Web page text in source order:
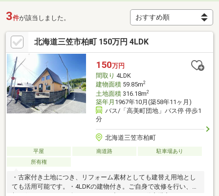
3件が該当しました。
北海道三笠市柏町 150万円 4LDK
150万円
間取り 4LDK
建物面積59.85m2
土地面積316.18m2
築年月 1967年10月(築58年11ヶ月)
バス/「高美町団地」バス停 停歩1
分
北海道三笠市柏町
平屋 南道路
駐車場あり
所有権
・古家付き土地につき、リフォーム素材としても建替え用地とし
ても活用可能です。・4LDKの建物付き。ご自身で改修を行い、理